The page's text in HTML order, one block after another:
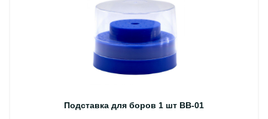
Подставка для боров 1 шт BB-01